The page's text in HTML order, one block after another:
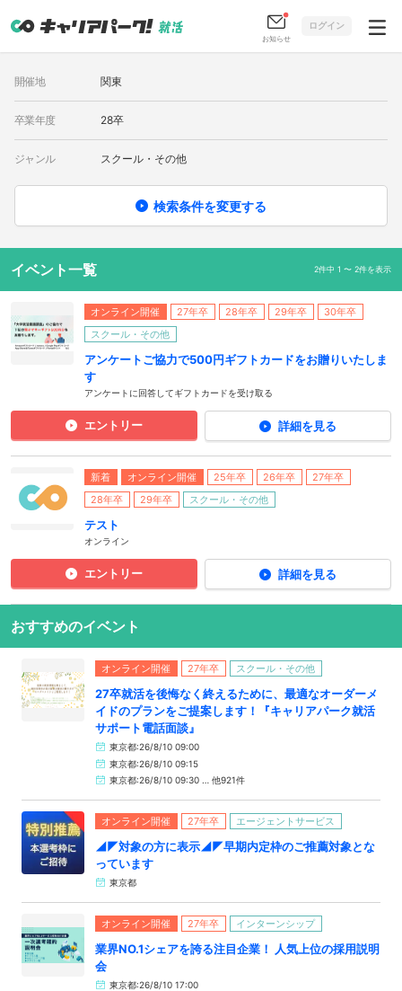
お知らせ
ログイン
開催地 関東
卒業年度 28卒
ジャンル スクール・その他
検索条件を変更する
イベント一覧 2件中 1 〜 2件を表示
オンライン開催 27年卒 28年卒 29年卒
30年卒
スクール・その他
アンケートご協力で500円ギフトカードをお贈りいたしま
す
アンケートに回答してギフトカードを受け取る
エントリー 詳細を見る
新着 オンライン開催 25年卒 26年卒
27年卒
28年卒
29年卒 スクール・その他
テスト
オンライン
エントリー 詳細を見る
おすすめのイベント
オンライン開催 27年卒 スクール・その他
27卒就活を後悔なく終えるために、最適なオーダーメ
イドのプランをご提案します！『キャリアパーク就活
サポート電話面談』
東京都:26/8/10 09:00
東京都:26/8/10 09:15
東京都:26/8/10 09:30 … 他921件
オンライン開催 27年卒 エージェントサービス
◢◤対象の方に表示◢◤早期内定枠のご推薦対象とな
っています
東京都
オンライン開催 27年卒 インターンシップ
業界NO.1シェアを誇る注目企業！ 人気上位の採用説明
会
東京都:26/8/10 17:00